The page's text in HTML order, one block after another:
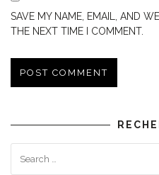
SAVE MY NAME, EMAIL, AND
THE NEXT TIME I COMMENT.